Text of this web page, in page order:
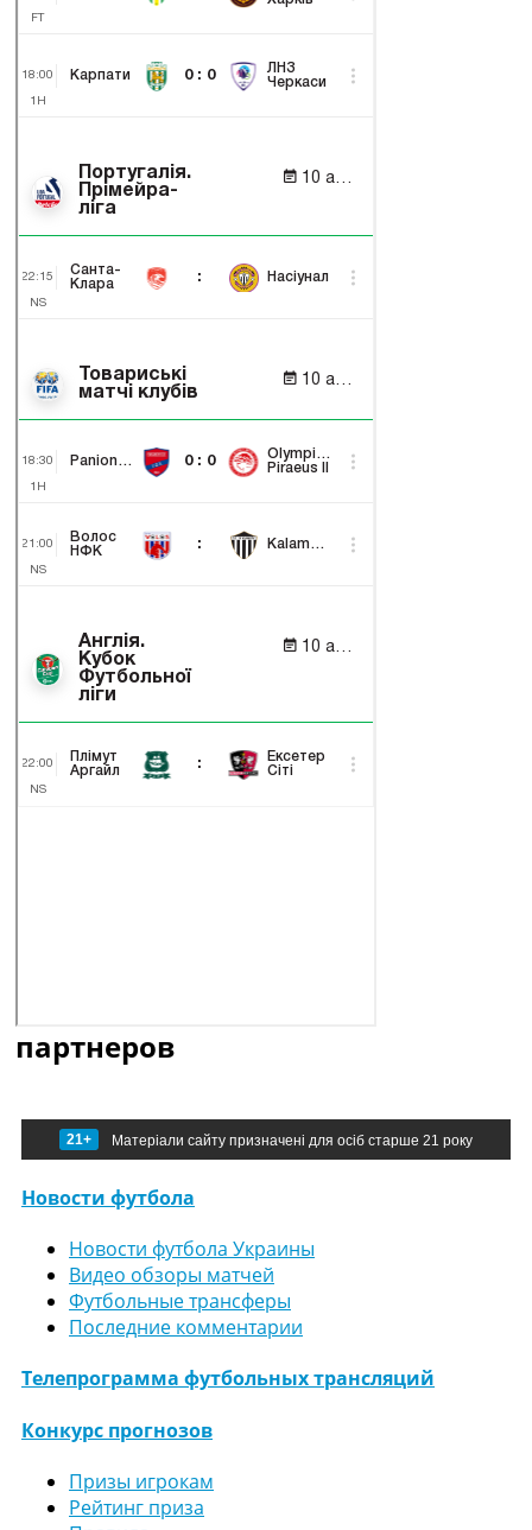
партнеров
21+ Матеріали сайту призначені для осіб старше 21 року
Новости футбола
Новости футбола Украины
Видео обзоры матчей
Футбольные трансферы
Последние комментарии
Телепрограмма футбольных трансляций
Конкурс прогнозов
Призы игрокам
Рейтинг приза